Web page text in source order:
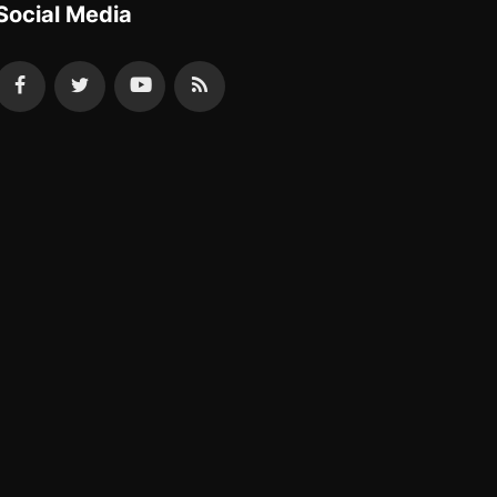
Media